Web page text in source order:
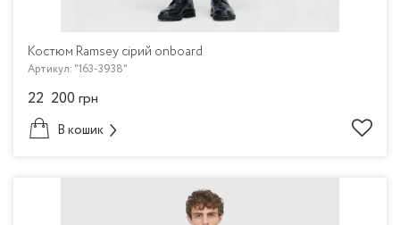
Костюм Ramsey сірий onboard
Артикул: "163-3938"
22 200грн
В кошик